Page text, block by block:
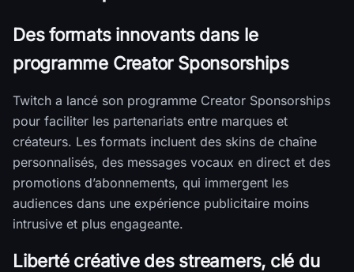
Des formats innovants dans le
programme Creator Sponsorships
Twitch a lancé son programme Creator Sponsorships
pour faciliter les partenariats entre marques et
créateurs. Les formats incluent des skins de chaîne
personnalisés, des messages vocaux en direct et des
promotions d’abonnements, qui immergent les
audiences dans une expérience publicitaire moins
intrusive et plus engageante.
Liberté créative des streamers, clé du